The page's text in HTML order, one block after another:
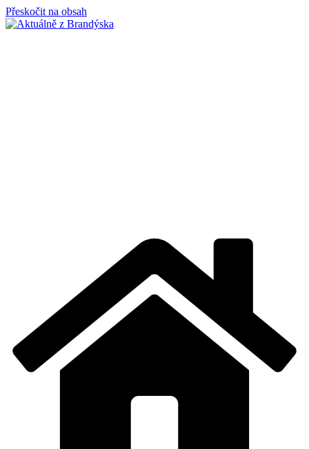
Přeskočit na obsah